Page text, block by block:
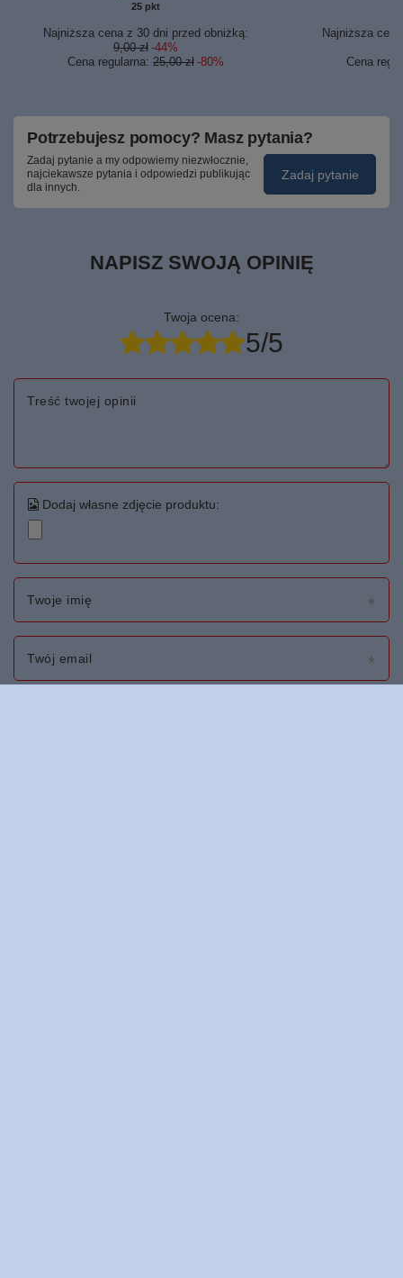
25 pkt
Najniższa cena z 30 dni przed obniżką:
9,00 zł -44%
Cena regularna: 25,00 zł -80%
Najniższa
Cena
Potrzebujesz pomocy? Masz pytania?
Zadaj pytanie a my odpowiemy niezwłocznie,
najciekawsze pytania i odpowiedzi publikując
dla innych.
Zadaj pytanie
NAPISZ SWOJĄ OPINIĘ
Twoja ocena:
5/5
Treść twojej opinii
Dodaj własne zdjęcie produktu:
Twoje imię
Twój email